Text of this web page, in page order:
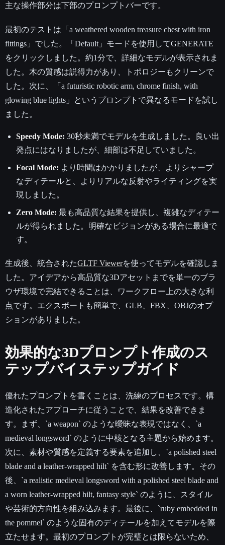
主な操作部分は下部のプロンプトバーです。
最初のテストは「a weathered wooden treasure chest with iron
fittings」でした。「Default」モードを使用してGENERATE
をクリックしました。約1分で、詳細なモデルが表示されま
した。木の質感は説得力があり、トポロジーもクリーンで
した。次に、「a futuristic robotic arm, chrome finish, with
glowing blue lights」というプロンプトで異なるモードを試し
ました。
Speedy Mode: 30秒未満でモデルを生成しました。良い出
発点にはなりましたが、細部は不足していました。
Focal Mode: より時間はかかりましたが、よりシャープ
なディテールと、よりリアルな反射やライティングを実
現しました。
Zero Mode: 最も高品質な結果を提供し、複雑なディテー
ルが得られました。明確なビジョンがある場合に最適で
す。
生成後、統合されたGLTF Viewerを使ってモデルを確認しま
した。アイデアから高品質な3Dアセットまでを単一のブラ
ウザ環境で完結できることは、ワークフロー上の大きな利
点です。エクスポートも簡単で、GLB、FBX、OBJのオプ
ションがありました。
効果的な3Dプロンプト作成のス
テップバイステップガイド
優れたプロンプトを書くことは、洗練のプロセスです。構
造化されたアプローチに従うことで、結果を改善できま
す。まず、`a weapon` のような曖昧な表現ではなく、`a
medieval longsword` のように中核となる主題から始めます。
次に、素材や質感を定義する要素を追加し、`a polished steel
blade and a leather-wrapped hilt` を含む形に改善します。その
後、`a realistic medieval longsword with a polished steel blade and
a worn leather-wrapped hilt, fantasy style` のように、スタイル
や芸術的方向性を組み込みます。最後に、`ruby embedded in
the pommel` のような固有のディテールを加えてモデルを際
立たせます。最初のプロンプトが完璧とは限らないため、